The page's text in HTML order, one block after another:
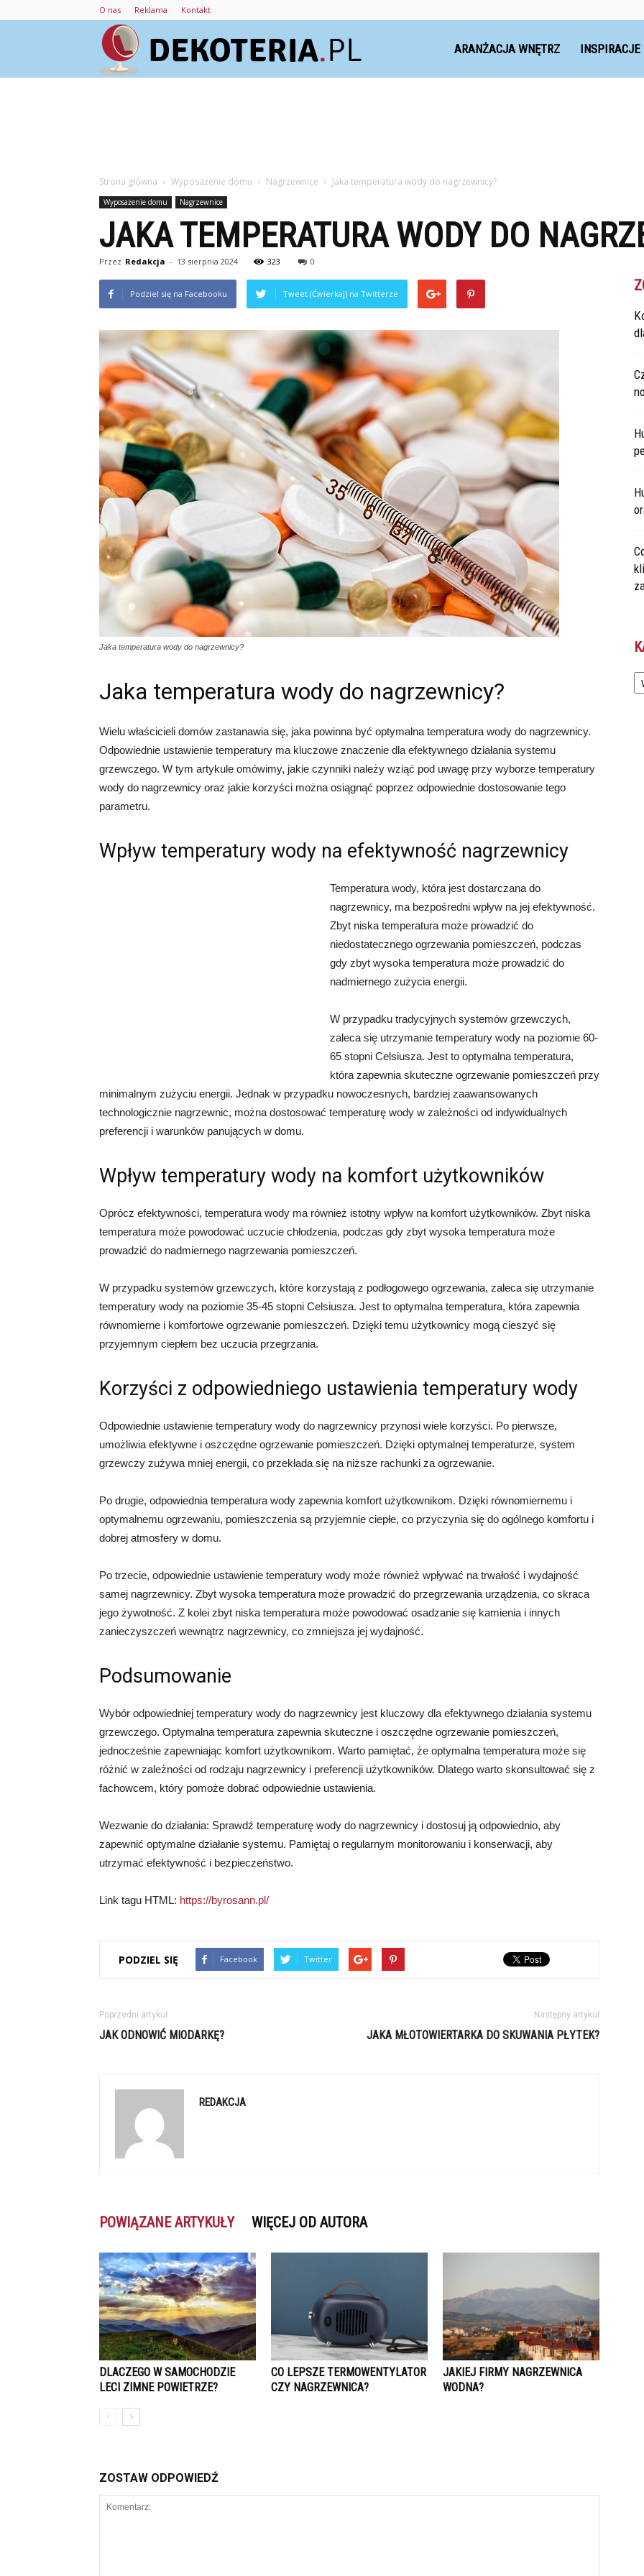
O nas Reklama Kontakt
ARANŻACJA WNĘTRZ INSPIRACJE
Strona główna Wyposażenie domu Nagrzewnice Jaka temperatura wody do nagrzewnicy?
Wyposażenie domu Nagrzewnice
JAKA TEMPERATURA WODY DO
Przez Redakcja - 13 sierpnia 2024 323 0
Podziel się na Facebooku Tweet (Ćwierkaj) na Twitterze
Jaka temperatura wody do nagrzewnicy?
Jaka temperatura wody do nagrzewnicy?
Wielu właścicieli domów zastanawia się, jaka powinna być optymalna temperatura wody do nagrzewnicy.
Odpowiednie ustawienie temperatury ma kluczowe znaczenie dla efektywnego działania systemu
grzewczego. W tym artykule omówimy, jakie czynniki należy wziąć pod uwagę przy wyborze temperatury
wody do nagrzewnicy oraz jakie korzyści można osiągnąć poprzez odpowiednie dostosowanie tego
parametru.
Wpływ temperatury wody na efektywność nagrzewnicy
Temperatura wody, która jest dostarczana do
nagrzewnicy, ma bezpośredni wpływ na jej efektywność.
Zbyt niska temperatura może prowadzić do
niedostatecznego ogrzewania pomieszczeń, podczas
gdy zbyt wysoka temperatura może prowadzić do
nadmiernego zużycia energii.
W przypadku tradycyjnych systemów grzewczych,
zaleca się utrzymanie temperatury wody na poziomie 60-
65 stopni Celsiusza. Jest to optymalna temperatura,
która zapewnia skuteczne ogrzewanie pomieszczeń przy
minimalnym zużyciu energii. Jednak w przypadku nowoczesnych, bardziej zaawansowanych
technologicznie nagrzewnic, można dostosować temperaturę wody w zależności od indywidualnych
preferencji i warunków panujących w domu.
Wpływ temperatury wody na komfort użytkowników
Oprócz efektywności, temperatura wody ma również istotny wpływ na komfort użytkowników. Zbyt niska
temperatura może powodować uczucie chłodzenia, podczas gdy zbyt wysoka temperatura może
prowadzić do nadmiernego nagrzewania pomieszczeń.
W przypadku systemów grzewczych, które korzystają z podłogowego ogrzewania, zaleca się utrzymanie
temperatury wody na poziomie 35-45 stopni Celsiusza. Jest to optymalna temperatura, która zapewnia
równomierne i komfortowe ogrzewanie pomieszczeń. Dzięki temu użytkownicy mogą cieszyć się
przyjemnym ciepłem bez uczucia przegrzania.
Korzyści z odpowiedniego ustawienia temperatury wody
Odpowiednie ustawienie temperatury wody do nagrzewnicy przynosi wiele korzyści. Po pierwsze,
umożliwia efektywne i oszczędne ogrzewanie pomieszczeń. Dzięki optymalnej temperaturze, system
grzewczy zużywa mniej energii, co przekłada się na niższe rachunki za ogrzewanie.
Po drugie, odpowiednia temperatura wody zapewnia komfort użytkownikom. Dzięki równomiernemu i
optymalnemu ogrzewaniu, pomieszczenia są przyjemnie ciepłe, co przyczynia się do ogólnego komfortu i
dobrej atmosfery w domu.
Po trzecie, odpowiednie ustawienie temperatury wody może również wpływać na trwałość i wydajność
samej nagrzewnicy. Zbyt wysoka temperatura może prowadzić do przegrzewania urządzenia, co skraca
jego żywotność. Z kolei zbyt niska temperatura może powodować osadzanie się kamienia i innych
zanieczyszczeń wewnątrz nagrzewnicy, co zmniejsza jej wydajność.
Podsumowanie
Wybór odpowiedniej temperatury wody do nagrzewnicy jest kluczowy dla efektywnego działania systemu
grzewczego. Optymalna temperatura zapewnia skuteczne i oszczędne ogrzewanie pomieszczeń,
jednocześnie zapewniając komfort użytkownikom. Warto pamiętać, że optymalna temperatura może się
różnić w zależności od rodzaju nagrzewnicy i preferencji użytkowników. Dlatego warto skonsultować się z
fachowcem, który pomoże dobrać odpowiednie ustawienia.
Wezwanie do działania: Sprawdź temperaturę wody do nagrzewnicy i dostosuj ją odpowiednio, aby
zapewnić optymalne działanie systemu. Pamiętaj o regularnym monitorowaniu i konserwacji, aby
utrzymać efektywność i bezpieczeństwo.
Link tagu HTML: https://byrosann.pl/
PODZIEL SIĘ Facebook Twitter
Poprzedni artykuł
JAK ODNOWIĆ MIODARKĘ?
Następny artykuł
JAKA MŁOTOWIERTARKA DO SKUWANIA PŁYTEK?
REDAKCJA
POWIĄZANE ARTYKUŁY WIĘCEJ OD AUTORA
DLACZEGO W SAMOCHODZIE
LECI ZIMNE POWIETRZE?
CO LEPSZE TERMOWENTYLATOR
CZY NAGRZEWNICA?
JAKIEJ FIRMY NAGRZEWNICA
WODNA?
ZOSTAW ODPOWIEDŹ